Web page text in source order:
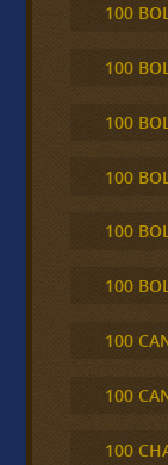
100
100
100
100
100
100
100
100
100